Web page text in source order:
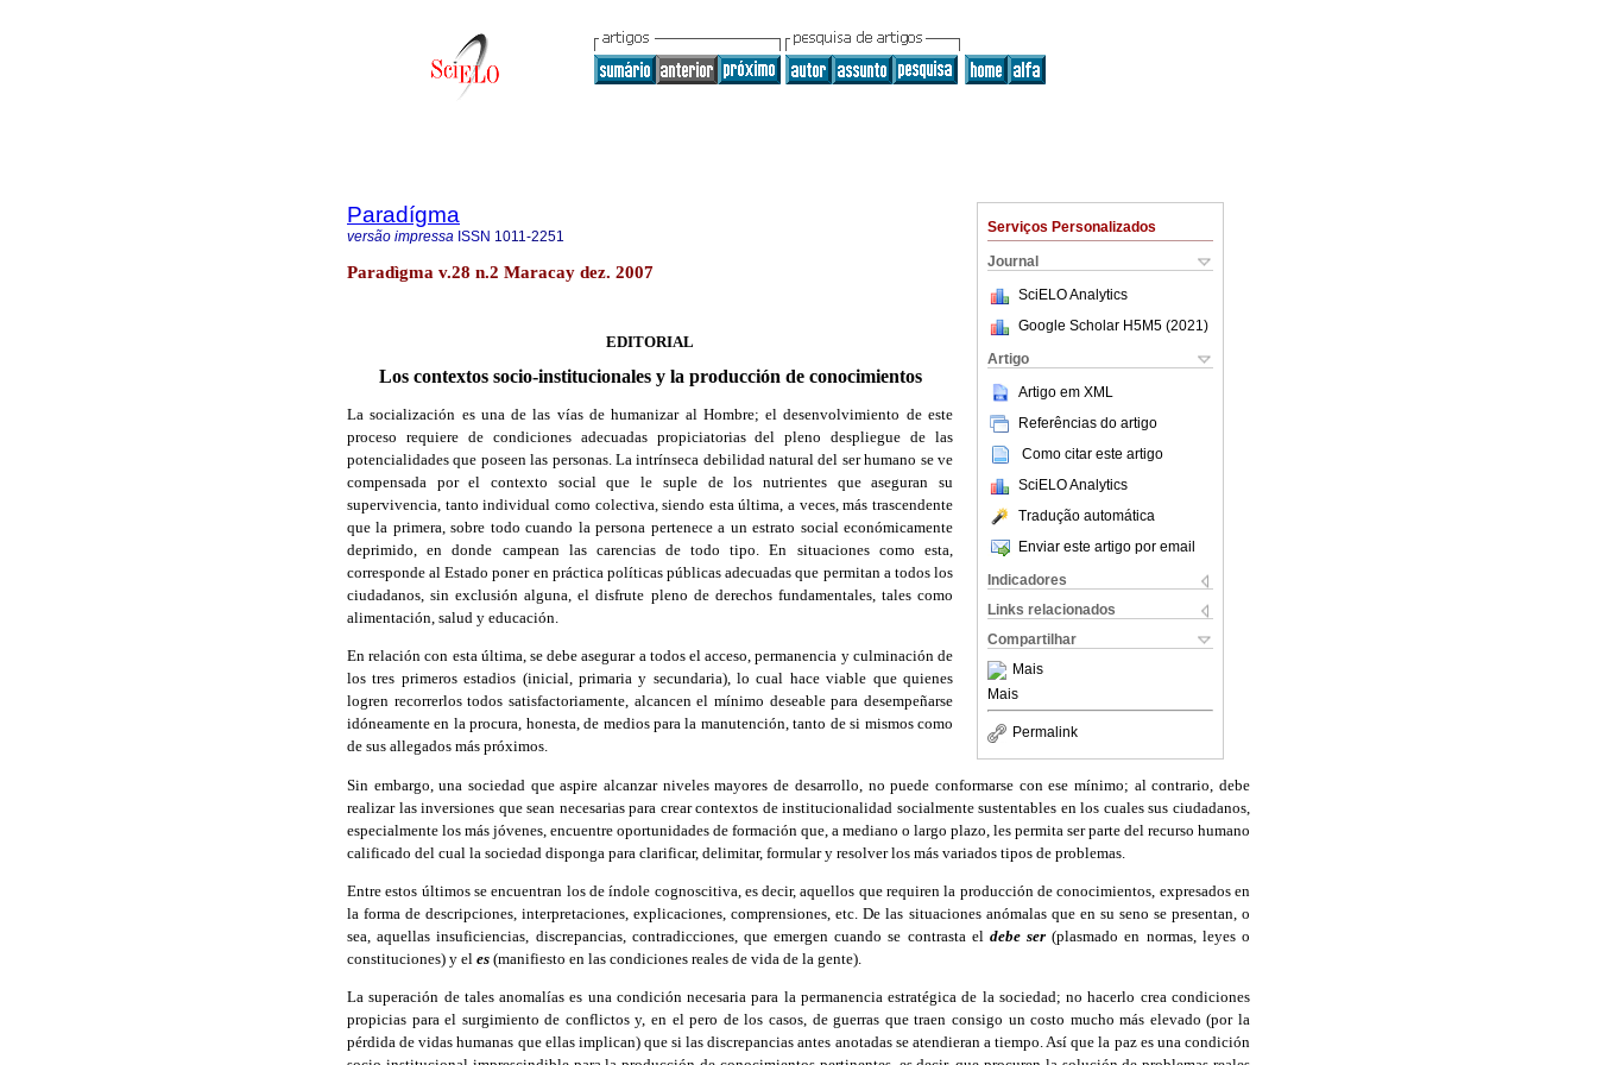
Serviços Personalizados
Journal
SciELO Analytics
Google Scholar H5M5 (2021 )
Artigo
Artigo em XML
Referências do artigo
Como citar este artigo
SciELO Analytics
Tradução automática
Enviar este artigo por email
Indicadores
Links relacionados
Compartilhar
Mais
Mais
Permalink
Paradígma
versão impressa ISSN 1011-2251
Paradìgma v.28 n.2 Maracay dez. 2007
EDITORIAL
Los contextos socio-institucionales y la producción de conocimientos
La socialización es una de las vías de humanizar al Hombre; el desenvolvimiento de este
proceso requiere de condiciones adecuadas propiciatorias del pleno despliegue de las
potencialidades que poseen las personas. La intrínseca debilidad natural del ser humano se ve
compensada por el contexto social que le suple de los nutrientes que aseguran su
supervivencia, tanto individual como colectiva, siendo esta última, a veces, más trascendente
que la primera, sobre todo cuando la persona pertenece a un estrato social económicamente
deprimido, en donde campean las carencias de todo tipo. En situaciones como esta,
corresponde al Estado poner en práctica políticas públicas adecuadas que permitan a todos los
ciudadanos, sin exclusión alguna, el disfrute pleno de derechos fundamentales, tales como
alimentación, salud y educación.
En relación con esta última, se debe asegurar a todos el acceso, permanencia y culminación de
los tres primeros estadios (inicial, primaria y secundaria), lo cual hace viable que quienes
logren recorrerlos todos satisfactoriamente, alcancen el mínimo deseable para desempeñarse
idóneamente en la procura, honesta, de medios para la manutención, tanto de si mismos como
de sus allegados más próximos.
Sin embargo, una sociedad que aspire alcanzar niveles mayores de desarrollo, no puede conformarse con ese mínimo; al contrario, debe
realizar las inversiones que sean necesarias para crear contextos de institucionalidad socialmente sustentables en los cuales sus ciudadanos,
especialmente los más jóvenes, encuentre oportunidades de formación que, a mediano o largo plazo, les permita ser parte del recurso humano
calificado del cual la sociedad disponga para clarificar, delimitar, formular y resolver los más variados tipos de problemas.
Entre estos últimos se encuentran los de índole cognoscitiva, es decir, aquellos que requiren la producción de conocimientos, expresados en
la forma de descripciones, interpretaciones, explicaciones, comprensiones, etc. De las situaciones anómalas que en su seno se presentan, o
sea, aquellas insuficiencias, discrepancias, contradicciones, que emergen cuando se contrasta el debe ser (plasmado en normas, leyes o
constituciones) y el es (manifiesto en las condiciones reales de vida de la gente).
La superación de tales anomalías es una condición necesaria para la permanencia estratégica de la sociedad; no hacerlo crea condiciones
propicias para el surgimiento de conflictos y, en el pero de los casos, de guerras que traen consigo un costo mucho más elevado (por la
pérdida de vidas humanas que ellas implican) que si las discrepancias antes anotadas se atendieran a tiempo. Así que la paz es una condición